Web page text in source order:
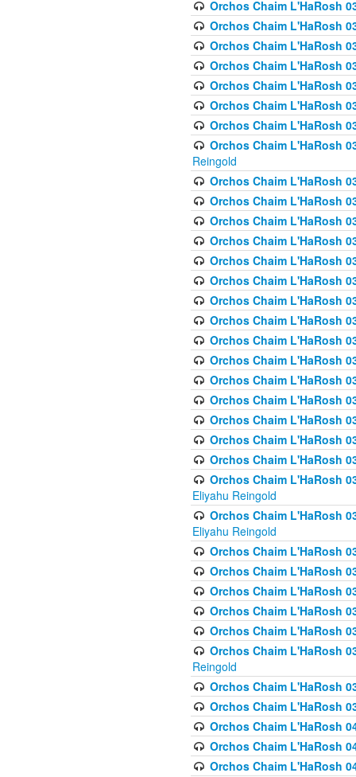
Orchos Chaim L'HaRosh
Orchos Chaim L'HaRosh
Orchos Chaim L'HaRosh
Orchos Chaim L'HaRosh
Orchos Chaim L'HaRosh
Orchos Chaim L'HaRosh
Orchos Chaim L'HaRosh
Orchos Chaim L'HaRosh
Reingold
Orchos Chaim L'HaRosh
Orchos Chaim L'HaRosh
Orchos Chaim L'HaRosh
Orchos Chaim L'HaRosh
Orchos Chaim L'HaRosh
Orchos Chaim L'HaRosh
Orchos Chaim L'HaRosh
Orchos Chaim L'HaRosh
Orchos Chaim L'HaRosh
Orchos Chaim L'HaRosh
Orchos Chaim L'HaRosh
Orchos Chaim L'HaRosh
Orchos Chaim L'HaRosh
Orchos Chaim L'HaRosh
Orchos Chaim L'HaRosh
Orchos Chaim L'HaRosh
Eliyahu Reingold
Orchos Chaim L'HaRosh
Eliyahu Reingold
Orchos Chaim L'HaRosh
Orchos Chaim L'HaRosh
Orchos Chaim L'HaRosh
Orchos Chaim L'HaRosh
Orchos Chaim L'HaRosh
Orchos Chaim L'HaRosh
Reingold
Orchos Chaim L'HaRosh
Orchos Chaim L'HaRosh
Orchos Chaim L'HaRosh
Orchos Chaim L'HaRosh
Orchos Chaim L'HaRosh